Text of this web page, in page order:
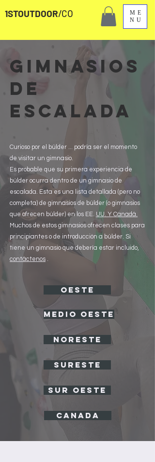
ME
NU
1STOUTDOOR/CO
GIMNASIOS
DE
ESCALADA
Curioso por el búlder ... podría ser el momento
de visitar un gimnasio.
Es probable que su primera experiencia de
búlder ocurra dentro de un gimnasio de
escalada. Esta es una lista detallada (pero no
completa) de gimnasios de búlder (o gimnasios
que ofrecen búlder) en los EE. UU. Y Canadá.
Muchos de estos gimnasios ofrecen clases para
principiantes o de introducción a búlder. Si
tiene un gimnasio que debería estar incluido,
contáctenos
OESTE
MEDIO OESTE
NORESTE
SURESTE
SUR OESTE
CANADA